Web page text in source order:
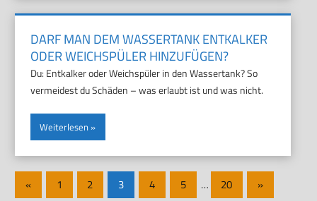
DARF MAN DEM WASSERTANK ENTKALKER
ODER WEICHSPÜLER HINZUFÜGEN?
Du: Entkalker oder Weichspüler in den Wassertank? So
vermeidest du Schäden – was erlaubt ist und was nicht.
Weiterlesen
Seitennummerierung
«Vorherige
1 2 3 4 5 … 20
Nächste
»